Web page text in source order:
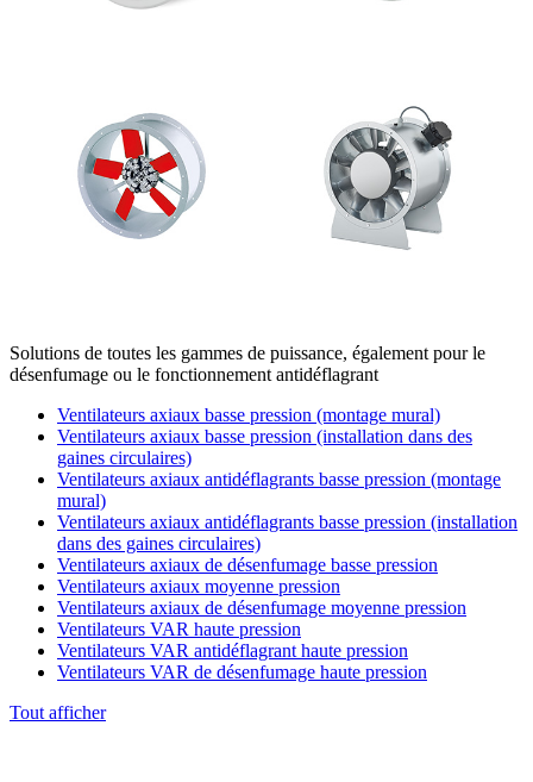
Solutions de toutes les gammes de puissance, également pour le
désenfumage ou le fonctionnement antidéflagrant
Ventilateurs axiaux basse pression (montage mural)
Ventilateurs axiaux basse pression (installation dans des
gaines circulaires)
Ventilateurs axiaux antidéflagrants basse pression (montage
mural)
Ventilateurs axiaux antidéflagrants basse pression (installation
dans des gaines circulaires)
Ventilateurs axiaux de désenfumage basse pression
Ventilateurs axiaux moyenne pression
Ventilateurs axiaux de désenfumage moyenne pression
Ventilateurs VAR haute pression
Ventilateurs VAR antidéflagrant haute pression
Ventilateurs VAR de désenfumage haute pression
Tout afficher